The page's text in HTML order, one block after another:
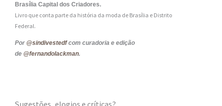
Brasília Capital dos Criadores.
Livro que conta parte da história da moda de Brasília e Distrito
Federal.
Por @sindivestedfcom curadoria e edição
de @fernandolackman.
Sugestões, elogios e críticas?